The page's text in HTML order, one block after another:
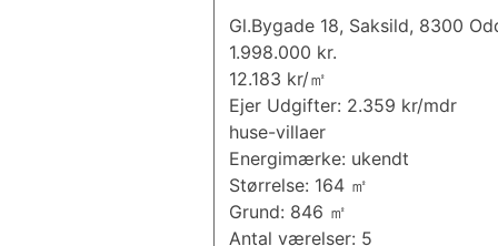
Gl.Bygade 18, Saksild, 8300
1.998.000 kr.
12.183 kr/㎡
Ejer Udgifter: 2.359 kr/mdr
huse-villaer
Energimærke: ukendt
Størrelse: 164 ㎡
Grund: 846 ㎡
Antal værelser: 5